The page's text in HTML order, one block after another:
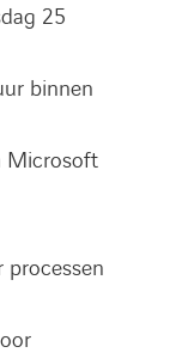
25
binnen
Microsoft
processen